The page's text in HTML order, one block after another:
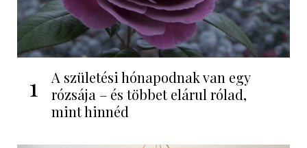
1
A születési hónapodnak van egy
rózsája – és többet elárul rólad,
mint hinnéd